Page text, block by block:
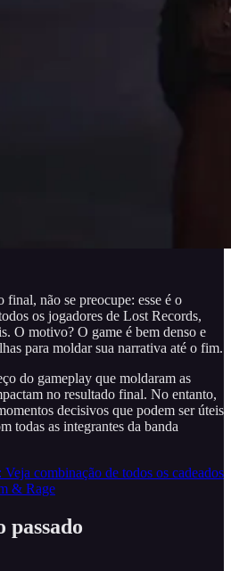
não se preocupe: esse é o
os jogadores de Lost Records,
O motivo? O game é bem denso e
para moldar sua narrativa até o fim.
do gameplay que moldaram as
no resultado final. No entanto,
decisivos que podem ser úteis
todas as integrantes da banda
combinação de todos os cadeados
& Rage
passado